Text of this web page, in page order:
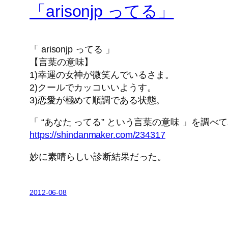
「arisonjp ってる」
「 arisonjp ってる 」
【言葉の意味】
1)幸運の女神が微笑んでいるさま。
2)クールでカッコいいようす。
3)恋愛が極めて順調である状態。
「 “あなた ってる” という言葉の意味 」を調べ
https://shindanmaker.com/234317
妙に素晴らしい診断結果だった。
2012-06-08